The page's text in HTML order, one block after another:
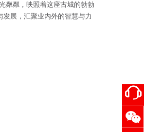
粼粼，映照着这座古城的勃勃
展，汇聚业内外的智慧与力